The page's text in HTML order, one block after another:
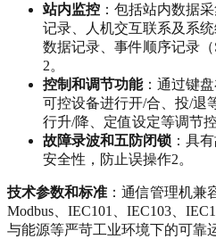
站内监控 ：包括站内数据
记录、人机交互联系及系
数据记录、事件顺序记录
2。
控制和调节功能：通过键
可控设备进行开/合、投/退
行升/降、定值设定等调节控
故障录波和五防闭锁 ：具
安全性，防止误操作‌2。
技术参数和标准 ：通信管理机兼
Modbus、IEC101、IEC103、
与能源等严苛工业环境下的可靠